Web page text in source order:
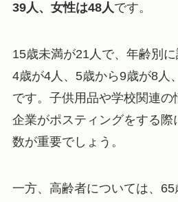
39人、女性は48人です。
15歳未満が21人で、年齢別
4歳が4人、5歳から9歳が8人
です。子供用品や学校関連の
企業がポスティングをする際
数が重要でしょう。
一方、高齢者については、65